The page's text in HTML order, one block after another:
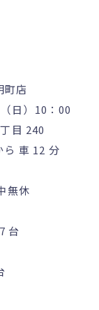
町店
日）10：00
目 240
ら 車 12 分
無休
台